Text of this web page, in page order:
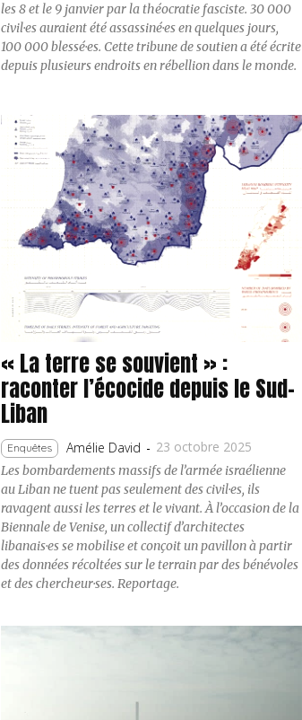
les 8 et le 9 janvier par la théocratie fasciste. 30 000
civil·es auraient été assassiné·es en quelques jours,
100 000 blessé·es. Cette tribune de soutien a été écrite
depuis plusieurs endroits en rébellion dans le monde.
« La terre se souvient » :
raconter l’écocide depuis le Sud-
Liban
Enquêtes Amélie David - 23 octobre 2025
Les bombardements massifs de l’armée israélienne
au Liban ne tuent pas seulement des civil·es, ils
ravagent aussi les terres et le vivant. À l’occasion de la
Biennale de Venise, un collectif d’architectes
libanais·es se mobilise et conçoit un pavillon à partir
des données récoltées sur le terrain par des bénévoles
et des chercheur·ses. Reportage.